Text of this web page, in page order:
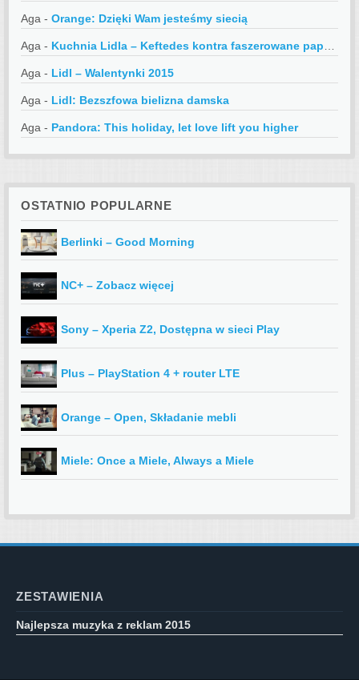
Aga - Orange: Dzięki Wam jesteśmy siecią
Aga - Kuchnia Lidla – Keftedes kontra faszerowane papryczki
Aga - Lidl – Walentynki 2015
Aga - Lidl: Bezszfowa bielizna damska
Aga - Pandora: This holiday, let love lift you higher
OSTATNIO POPULARNE
Berlinki – Good Morning
NC+ – Zobacz więcej
Sony – Xperia Z2, Dostępna w sieci Play
Plus – PlayStation 4 + router LTE
Orange – Open, Składanie mebli
Miele: Once a Miele, Always a Miele
ZESTAWIENIA
Najlepsza muzyka z reklam 2015